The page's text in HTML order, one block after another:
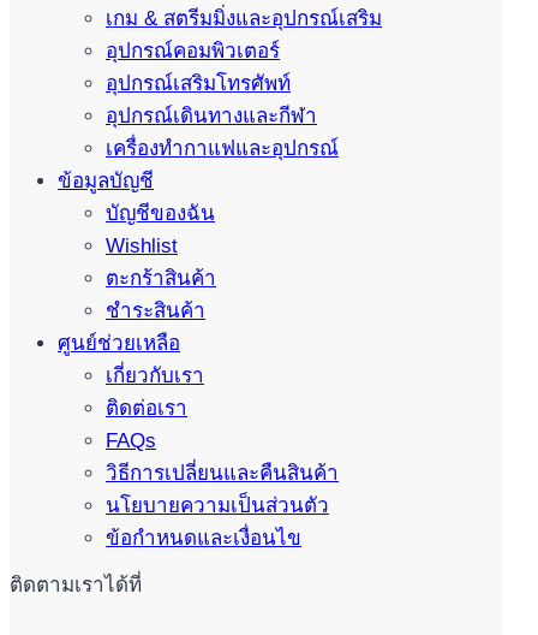
เกม & สตรีมมิ่งและอุปกรณ์เสริม
อุปกรณ์คอมพิวเตอร์
อุปกรณ์เสริมโทรศัพท์
อุปกรณ์เดินทางและกีฬา
เครื่องทำกาแฟและอุปกรณ์
ข้อมูลบัญชี
บัญชีของฉัน
Wishlist
ตะกร้าสินค้า
ชำระสินค้า
ศูนย์ช่วยเหลือ
เกี่ยวกับเรา
ติดต่อเรา
FAQs
วิธีการเปลี่ยนและคืนสินค้า
นโยบายความเป็นส่วนตัว
ข้อกำหนดและเงื่อนไข
ติดตามเราได้ที่